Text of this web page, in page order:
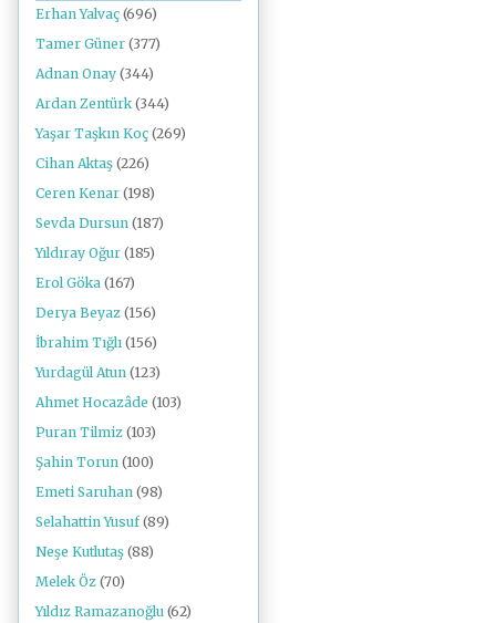
Erhan Yalvaç (696)
Tamer Güner (377)
Adnan Onay (344)
Ardan Zentürk (344)
Yaşar Taşkın Koç (269)
Cihan Aktaş (226)
Ceren Kenar (198)
Sevda Dursun (187)
Yıldıray Oğur (185)
Erol Göka (167)
Derya Beyaz (156)
İbrahim Tığlı (156)
Yurdagül Atun (123)
Ahmet Hocazâde (103)
Puran Tilmiz (103)
Şahin Torun (100)
Emeti Saruhan (98)
Selahattin Yusuf (89)
Neşe Kutlutaş (88)
Melek Öz (70)
Yıldız Ramazanoğlu (62)